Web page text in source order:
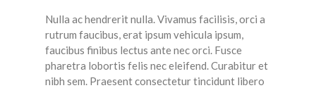
Nulla ac hendrerit nulla. Vivamus facilisis, orci a
rutrum faucibus, erat ipsum vehicula ipsum,
faucibus finibus lectus ante nec orci. Fusce
pharetra lobortis felis nec eleifend. Curabitur et
nibh sem. Praesent consectetur tincidunt libero